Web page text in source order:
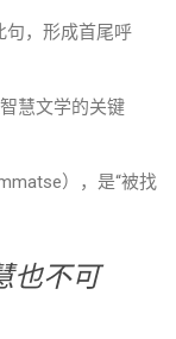
句，形成首尾呼
也不可